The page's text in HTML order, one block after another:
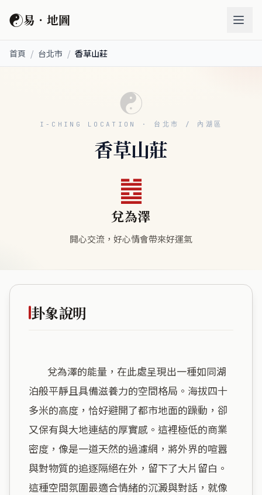
☯易．地圖
首頁 / 台北市 / 香草山莊
☯
I-CHING LOCATION · 台北市 / 內湖區
香草山莊
䷹
兌為澤
開心交流，好心情會帶來好運氣
卦象說明
泊般平靜且具備滋養力的空間格局。海拔四十
多米的高度，恰好避開了都市地面的躁動，卻
又保有與大地連結的厚實感。這裡極低的商業
密度，像是一道天然的過濾網，將外界的喧囂
與對物質的追逐隔絕在外，留下了大片留白。
這種空間氛圍最適合情緒的沉澱與對話，就像